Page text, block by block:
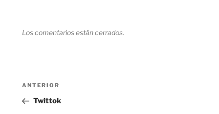
Los comentarios están cerrados.
Navegación
entradas
Entrada
anterior:
ANTERIOR
Twittok